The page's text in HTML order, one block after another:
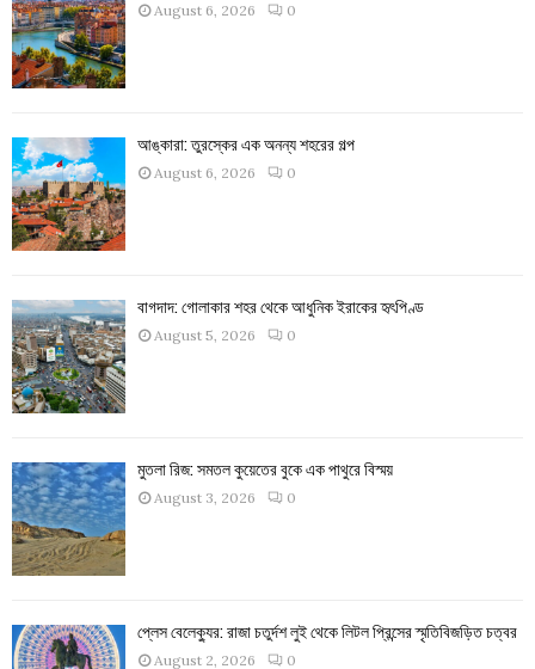
August 6, 2026 0
আঙ্কারা: তুরস্কের এক অনন্য শহরের গল্প
August 6, 2026 0
বাগদাদ: গোলাকার শহর থেকে আধুনিক ইরাকের হৃৎপিণ্ড
August 5, 2026 0
মুতলা রিজ: সমতল কুয়েতের বুকে এক পাথুরে বিস্ময়
August 3, 2026 0
প্লেস বেলেক্যুর: রাজা চতুর্দশ লুই থেকে লিটল প্রিন্সের স্মৃতিবিজড়িত চত্বর
August 2, 2026 0